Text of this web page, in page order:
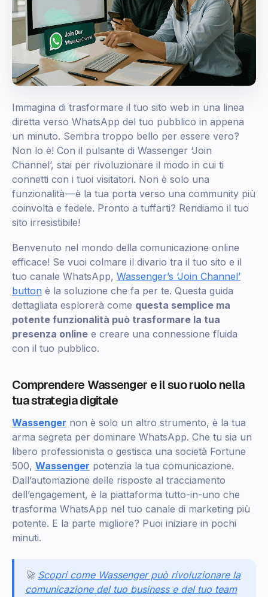
Immagina di trasformare il tuo sito web in una linea
diretta verso WhatsApp del tuo pubblico in appena
un minuto. Sembra troppo bello per essere vero?
Non lo è! Con il pulsante di Wassenger ‘Join
Channel’, stai per rivoluzionare il modo in cui ti
connetti con i tuoi visitatori. Non è solo una
funzionalità — è la tua porta verso una community più
coinvolta e fedele. Pronto a tuffarti? Rendiamo il tuo
sito irresistibile!
Benvenuto nel mondo della comunicazione online
efficace! Se vuoi colmare il divario tra il tuo sito e il
tuo canale WhatsApp, Wassenger’s ‘Join Channel’
button è la soluzione che fa per te. Questa guida
dettagliata esplorerà come questa semplice ma
potente funzionalità può trasformare la tua
presenza online e creare una connessione fluida
con il tuo pubblico.
Comprendere Wassenger e il suo ruolo nella
tua strategia digitale
Wassenger non è solo un altro strumento, è la tua
arma segreta per dominare WhatsApp. Che tu sia un
libero professionista o gestisca una società Fortune
500, Wassenger potenzia la tua comunicazione.
Dall’automazione delle risposte al tracciamento
dell’engagement, è la piattaforma tutto-in-uno che
trasforma WhatsApp nel tuo canale di marketing più
potente. E la parte migliore? Puoi iniziare in pochi
minuti.
🚀 Scopri come Wassenger può rivoluzionare la
comunicazione del tuo business e del tuo team